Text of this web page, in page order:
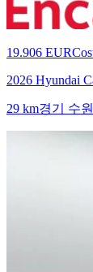
19.906 EUR
2026 Hyundai
29 km경기 수